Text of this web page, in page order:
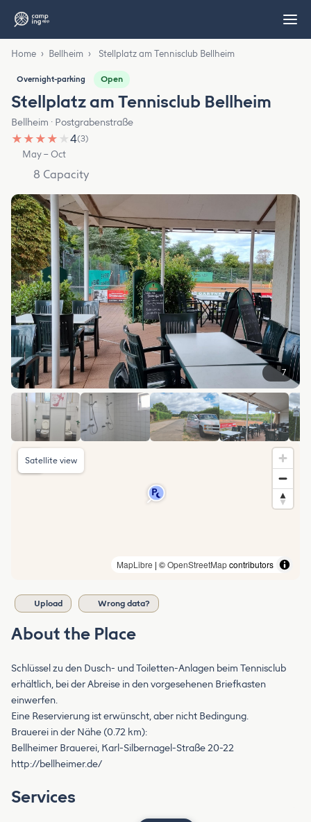
Home › Bellheim › Stellplatz am Tennisclub Bellheim
Overnight-parking Open
Stellplatz am Tennisclub Bellheim
Bellheim · Postgrabenstraße
★ ★ ★ ★ ★4(3)
May – Oct
8 Capacity
7
MapLibre | ©OpenStreetMapcontributors
Satellite view
Upload Wrong data?
About the Place
Schlüssel zu den Dusch- und Toiletten-Anlagen beim Tennisclub
erhältlich, bei der Abreise in den vorgesehenen Briefkasten
einwerfen.
Eine Reservierung ist erwünscht, aber nicht Bedingung.
Brauerei in der Nähe (0.72 km):
Bellheimer Brauerei, Karl-Silbernagel-Straße 20-22
http://bellheimer.de/
Services